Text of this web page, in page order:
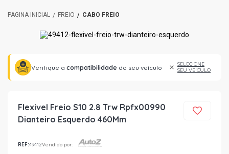
FREIO CABO FREIO
Verifique a compatibilidade do seu veículo
SELECIONE
SEU VEÍCULO
Flexivel Freio S10 2.8 Trw Rpfx00990
Dianteiro Esquerdo 460Mm
REF:49412Vendido por: